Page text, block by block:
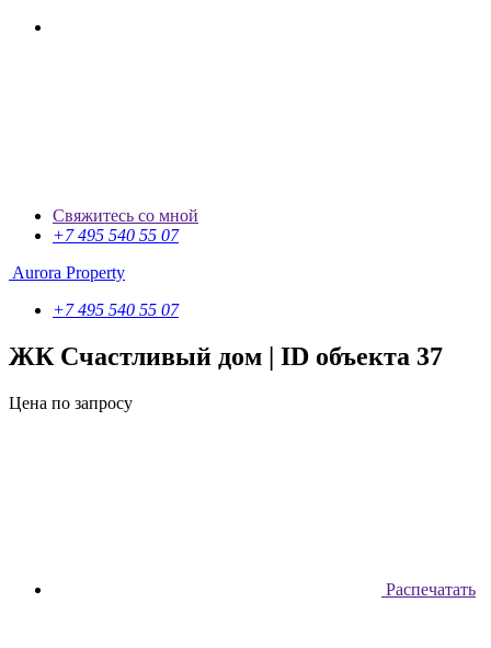
Свяжитесь со мной
+7 495 540 55 07
Aurora Property
+7 495 540 55 07
ЖК Счастливый дом | ID объекта 37
Цена по запросу
Распечатать